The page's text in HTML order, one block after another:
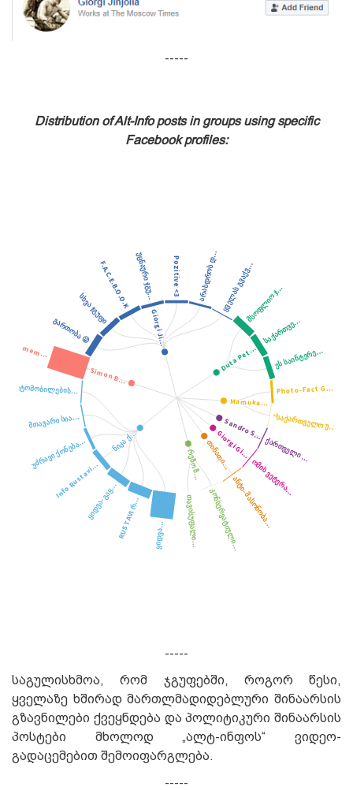
-----
Distribution of Alt-Info posts in groups using specific
Facebook profiles:
-----
საგულისხმოა, რომ ჯგუფებში, როგორ წესი,
ყველაზე ხშირად მართლმადიდებლური შინაარსის
გზავნილები ქვეყნდება და პოლიტიკური შინაარსის
პოსტები მხოლოდ „ალტ-ინფოს“ ვიდეო-
გადაცემებით შემოიფარგლება.
-----